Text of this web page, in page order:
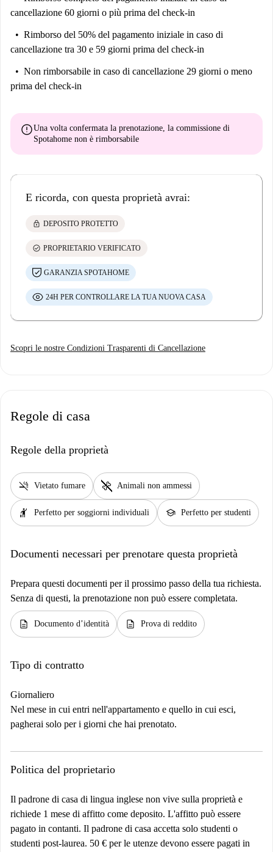
cancellazione 60 giorni o più prima del check-in
Rimborso del 50% del pagamento iniziale in caso di
cancellazione tra 30 e 59 giorni prima del check-in
Non rimborsabile in caso di cancellazione 29 giorni o meno
prima del check-in
errorUna volta confermata la prenotazione, la commissione di
Spotahome non è rimborsabile
E ricorda, con questa proprietà avrai:
lock DEPOSITO PROTETTO
check_circle PROPRIETARIO VERIFICATO
GARANZIA SPOTAHOME
24H PER CONTROLLARE LA TUA NUOVA CASA
Scopri le nostre Condizioni Trasparenti di Cancellazione
Regole di casa
Regole della proprietà
smoke_free Vietato fumare pet_supplies Animali non ammessi
hail Perfetto per soggiorni individuali school Perfetto per studenti
Documenti necessari per prenotare questa proprietà
Prepara questi documenti per il prossimo passo della tua richiesta.
Senza di questi, la prenotazione non può essere completata.
description Documento d’identità description Prova di reddito
Tipo di contratto
Giornaliero
Nel mese in cui entri nell'appartamento e quello in cui esci,
pagherai solo per i giorni che hai prenotato.
Politica del proprietario
Il padrone di casa di lingua inglese non vive sulla proprietà e
richiede 1 mese di affitto come deposito. L'affitto può essere
pagato in contanti. Il padrone di casa accetta solo studenti o
studenti post-laurea. 50 € per le utenze devono essere pagati in